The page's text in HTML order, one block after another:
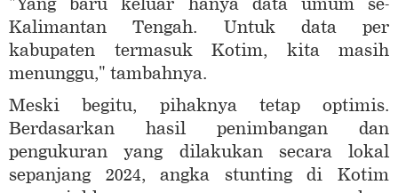
Kalimantan Tengah. Untuk data per
kabupaten termasuk Kotim, kita masih
menunggu," tambahnya.
Meski begitu, pihaknya tetap optimis.
Berdasarkan hasil penimbangan dan
pengukuran yang dilakukan secara lokal
sepanjang 2024, angka stunting di Kotim